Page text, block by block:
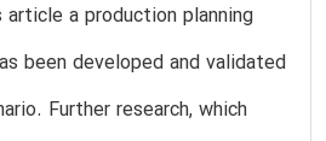
a production planning
been developed and validated
Further research, which